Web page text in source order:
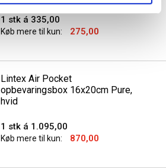
1 stk á 335,00
Køb mere til kun: 275,00
Lintex Air Pocket
opbevaringsbox 16x20cm Pure,
hvid
1 stk á 1.095,00
Køb mere til kun: 870,00